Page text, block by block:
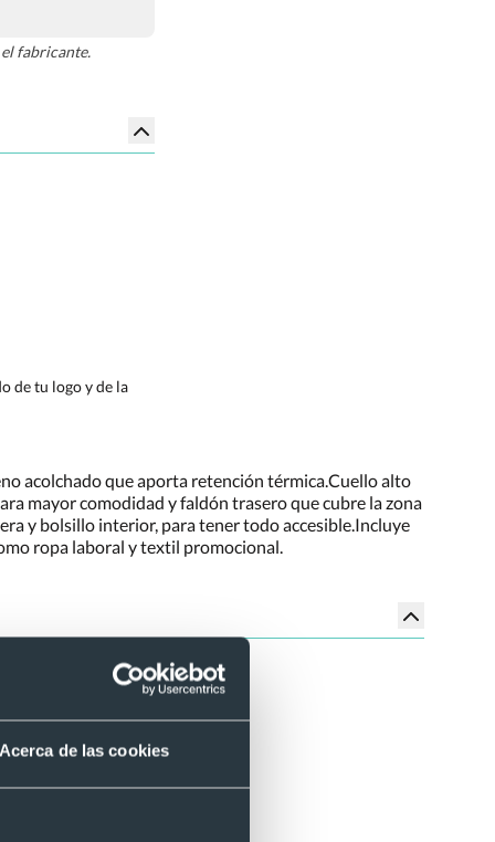
de las cookies
fabricante.
de tu logo y de la
acolchado que aporta retención térmica.Cuello alto
mayor comodidad y faldón trasero que cubre la zona
y bolsillo interior, para tener todo accesible.Incluye
ropa laboral y textil promocional.